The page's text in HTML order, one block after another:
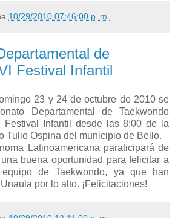
10/29/2010 07:46:00 p. m.
de
Festival Infantil
23 y 24 de octubre de 2010 se
Departamental de Taekwondo
Festival Infantil desde las 8:00 de la
Tulio Ospina del municipio de Bello.
Latinoamericana paraticipará de
buena oportunidad para felicitar a
de Taekwondo, ya que han
por lo alto. ¡Felicitaciones!